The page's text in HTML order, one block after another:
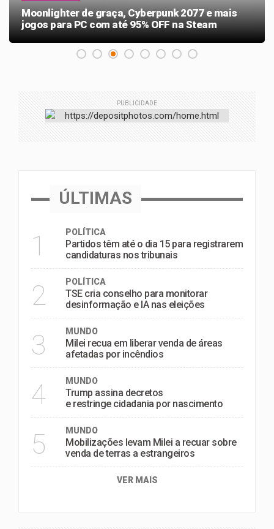
Moonlighter de graça, Cyberpunk 2077 e mais
jogos para PC com até 95% OFF na Steam
PUBLICIDADE
ÚLTIMAS
1 POLÍTICA
Partidos têm até o dia 15 para registrarem
candidaturas nos tribunais
2 POLÍTICA
TSE cria conselho para monitorar
desinformação e IA nas eleições
3 MUNDO
Milei recua em liberar venda de áreas
afetadas por incêndios
4 MUNDO
Trump assina decretos
e restringe cidadania por nascimento
5 MUNDO
Mobilizações levam Milei a recuar sobre
venda de terras a estrangeiros
VER MAIS